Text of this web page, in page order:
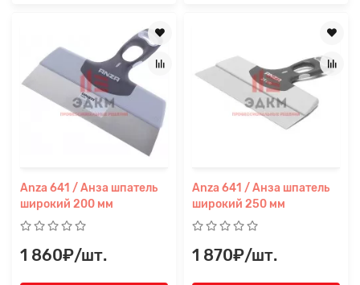
Anza 641 / Анза шпатель
широкий 200 мм
1 860₽/шт.
Anza 641 / Анза шпатель
широкий 250 мм
1 870₽/шт.